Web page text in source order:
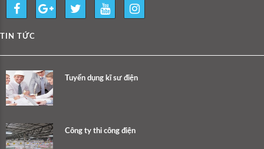
TIN TỨC
Tuyển dụng kĩ sư điện
Công ty thi công điện